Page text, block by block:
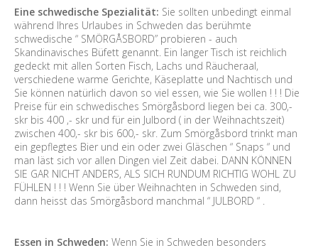
Eine schwedische Spezialität: Sie sollten unbedingt einmal
während Ihres Urlaubes in Schweden das berühmte
schwedische “ SMÖRGÅSBORD” probieren - auch
Skandinavisches Büfett genannt. Ein langer Tisch ist reichlich
gedeckt mit allen Sorten Fisch, Lachs und Räucheraal,
verschiedene warme Gerichte, Käseplatte und Nachtisch und
Sie können natürlich davon so viel essen, wie Sie wollen ! ! ! Die
Preise für ein schwedisches Smörgåsbord liegen bei ca. 300,-
skr bis 400 ,- skr und für ein Julbord ( in der Weihnachtszeit)
zwischen 400,- skr bis 600,- skr. Zum Smörgåsbord trinkt man
ein gepflegtes Bier und ein oder zwei Gläschen “ Snaps “ und
man läst sich vor allen Dingen viel Zeit dabei. DANN KÖNNEN
SIE GAR NICHT ANDERS, ALS SICH RUNDUM RICHTIG WOHL ZU
FÜHLEN ! ! ! Wenn Sie über Weihnachten in Schweden sind,
dann heisst das Smörgåsbord manchmal “ JULBORD “ .
Essen in Schweden: Wenn Sie in Schweden besonders